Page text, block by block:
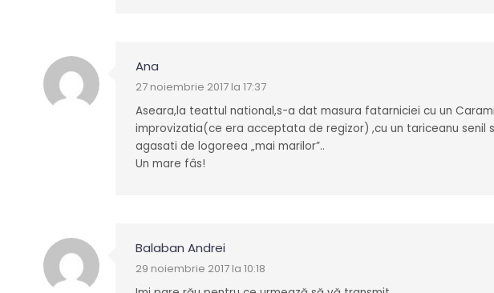
Ana
27 noiembrie 2017 la 17:37
Aseara,la teattul national,s-a dat masura fatarniciei cu un
improvizatia(ce era acceptata de regizor) ,cu un tariceanu senil
agasati de logoreea „mai marilor”..
Un mare fâs!
Balaban Andrei
29 noiembrie 2017 la 10:18